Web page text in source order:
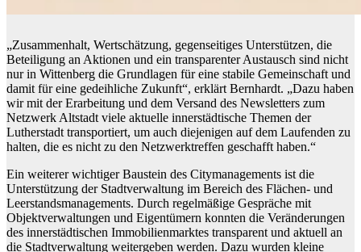
„Zusammenhalt, Wertschätzung, gegenseitiges Unterstützen, die
Beteiligung an Aktionen und ein transparenter Austausch sind nicht
nur in Wittenberg die Grundlagen für eine stabile Gemeinschaft und
damit für eine gedeihliche Zukunft“, erklärt Bernhardt. „Dazu haben
wir mit der Erarbeitung und dem Versand des Newsletters zum
Netzwerk Altstadt viele aktuelle innerstädtische Themen der
Lutherstadt transportiert, um auch diejenigen auf dem Laufenden zu
halten, die es nicht zu den Netzwerktreffen geschafft haben.“
Ein weiterer wichtiger Baustein des Citymanagements ist die
Unterstützung der Stadtverwaltung im Bereich des Flächen- und
Leerstandsmanagements. Durch regelmäßige Gespräche mit
Objektverwaltungen und Eigentümern konnten die Veränderungen
des innerstädtischen Immobilienmarktes transparent und aktuell an
die Stadtverwaltung weitergeben werden. Dazu wurden kleine